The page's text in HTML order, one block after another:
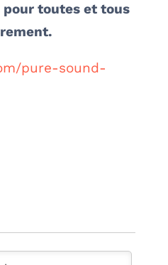
toutes et tous
pure-sound-